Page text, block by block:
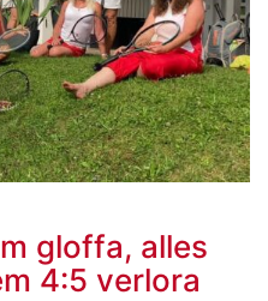
gloffa, alles
4:5 verlora